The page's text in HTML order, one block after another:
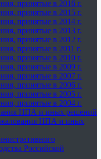
принятые в 2016 г.
принятые в 2015 г.
принятые в 2014 г.
принятые в 2013 г.
принятые в 2012 г.
принятые в 2011 г.
принятые в 2010 г.
принятые в 2009 г.
принятые в 2007 г.
принятые в 2006 г.
принятые в 2005 г.
принятые в 2004 г.
НПА и иных решений
НПА и иных
Российской